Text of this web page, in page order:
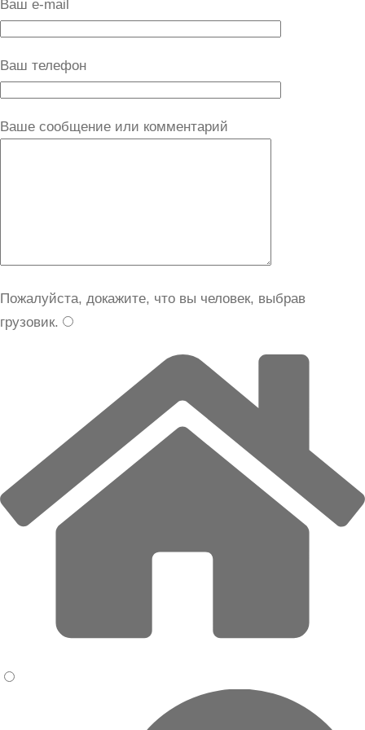
Ваш e-mail
Ваш телефон
Ваше сообщение или комментарий
Пожалуйста, докажите, что вы человек, выбрав
грузовик.